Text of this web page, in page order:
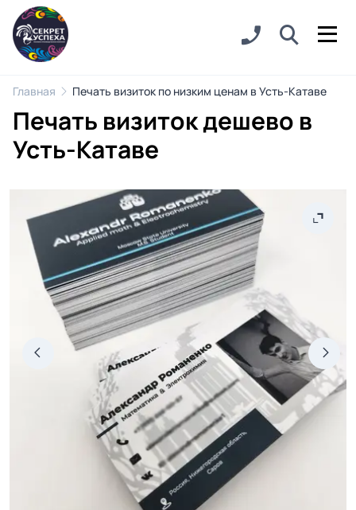
Главная Печать визиток по низким ценам в Усть-Катаве
Печать визиток дешево в
Усть-Катаве